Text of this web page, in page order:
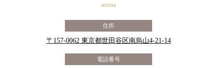
access
住所
〒157-0062 東京都世田谷区南烏山4-21-14
電話番号